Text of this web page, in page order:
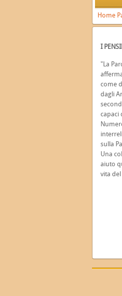
Home
I
"La
come
dagli
capaci
sulla
Una
aiuto
vita